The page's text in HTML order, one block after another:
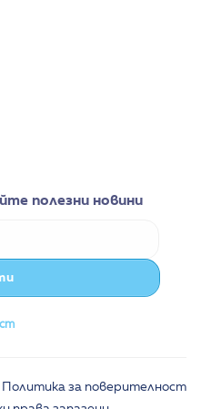
полезни новини
Политика за поверителност